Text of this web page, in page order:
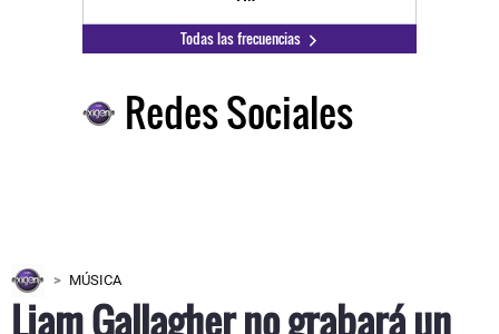
Todas las frecuencias
Redes Sociales
MÚSICA
Liam Gallagher no grabará un